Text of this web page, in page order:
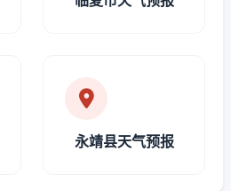
永靖县天气预报